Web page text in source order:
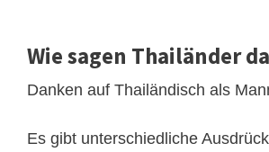
Wie sagen Thailänder
Danken auf Thailändisch als
Es gibt unterschiedliche